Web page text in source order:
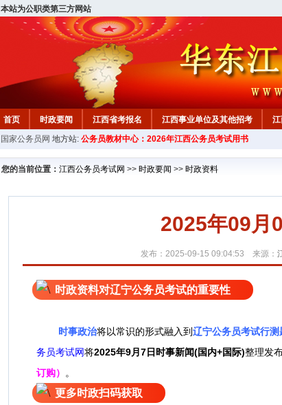
本站为公职类第三方网站
首页 时政要闻 江西省考报名 江西事业单位及其他招考
教材中心
国家公务员网 地方站: 公务员教材中心：2026年江西公务员考试用书
您的当前位置： 江西公务员考试网 >> 时政要闻 >> 时政资料
2025年09月
发布：2025-09-15 09:04:53 来源：
时政资料对辽宁公务员考试的重要性
时事政治将以常识的形式融入到辽宁公务员考试行测
务员考试网将2025年9月7日 时事新闻(国内+国际)整理发
订购）
。
更多时政扫码获取